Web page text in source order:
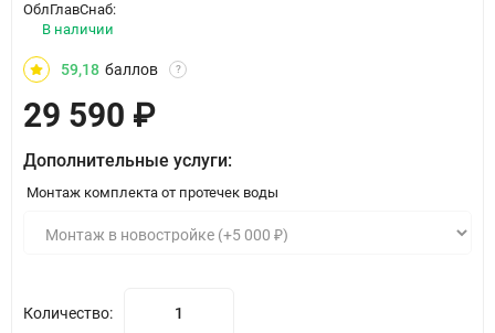
ОблГлавСнаб:
В наличии
59,18 баллов ?
29 590 ₽
Дополнительные услуги:
Монтаж комплекта от протечек воды
Количество: